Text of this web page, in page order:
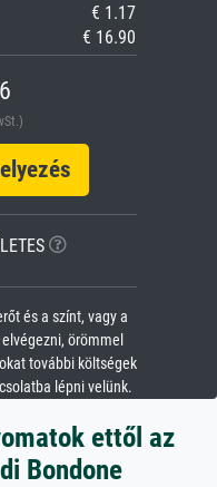
€ 1.17
€ 16.90
és a színt, vagy a
örömmel
további költségek
lépni velünk.
ettől az
Bondone